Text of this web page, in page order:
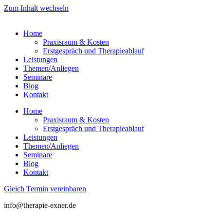
Zum Inhalt wechseln
Home
Praxisraum & Kosten
Erstgespräch und Therapieablauf
Leistungen
Themen/Anliegen
Seminare
Blog
Kontakt
Home
Praxisraum & Kosten
Erstgespräch und Therapieablauf
Leistungen
Themen/Anliegen
Seminare
Blog
Kontakt
Gleich Termin vereinbaren
info@therapie-exner.de